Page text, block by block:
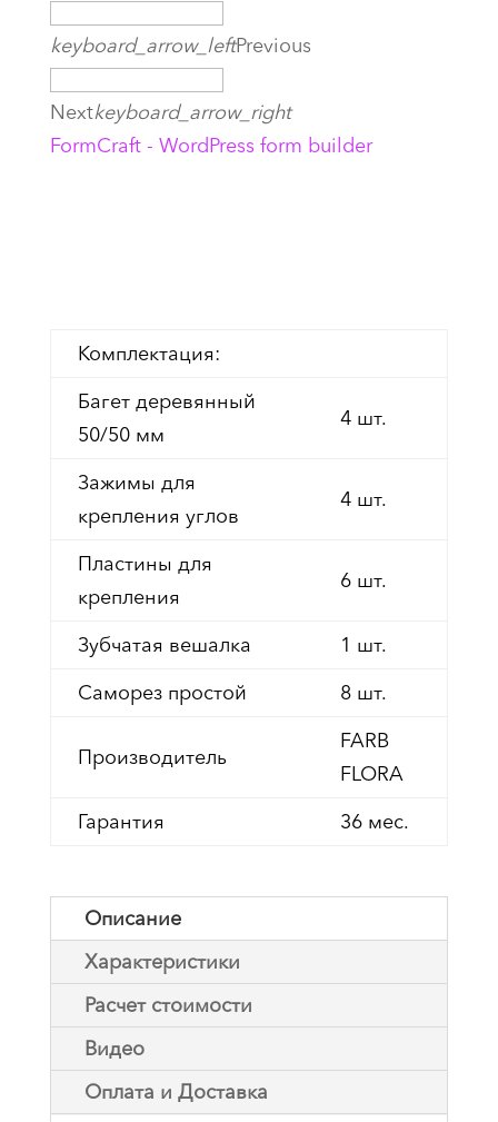
keyboard_arrow_leftPrevious
Nextkeyboard_arrow_right
FormCraft - WordPress form builder
Комплектация:
Багет деревянный
50/50 мм
4 шт.
Зажимы для
крепления углов
4 шт.
Пластины для
крепления
6 шт.
Зубчатая вешалка
1 шт.
Саморез простой
8 шт.
Производитель
FARB
FLORA
Гарантия
36 мес.
Описание
Характеристики
Расчет стоимости
Видео
Оплата и Доставка